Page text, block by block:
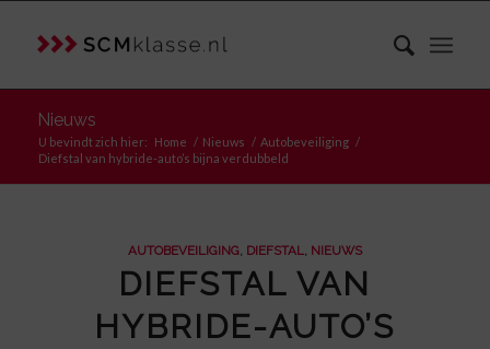
Nieuws
U bevindt zich hier: Home / Nieuws / Autobeveiliging /
Diefstal van hybride-auto’s bijna verdubbeld
AUTOBEVEILIGING, DIEFSTAL, NIEUWS
DIEFSTAL VAN
HYBRIDE-AUTO’S